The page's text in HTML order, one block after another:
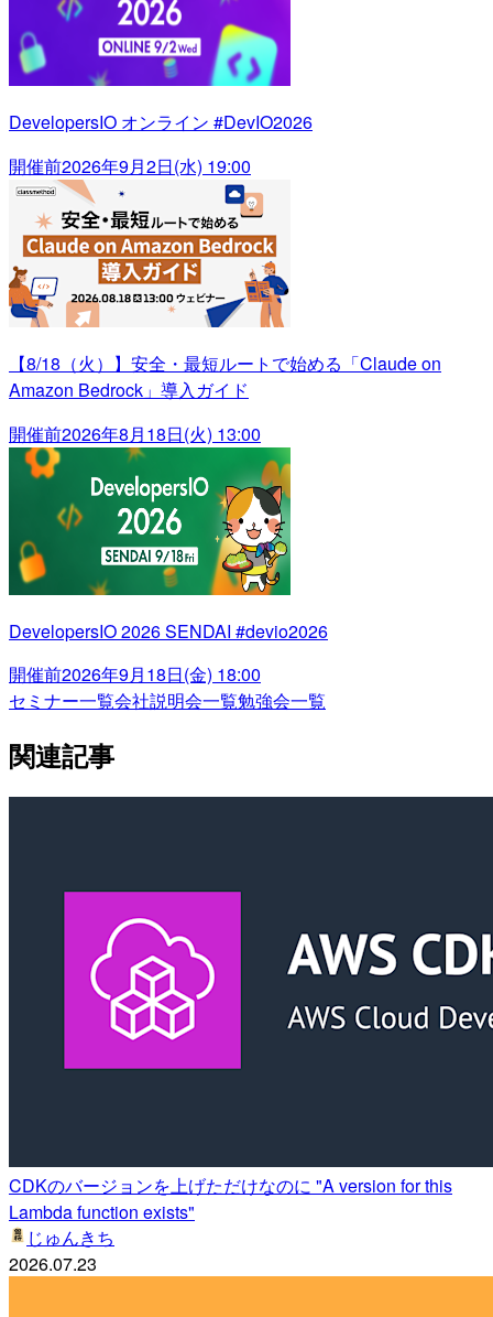
DevelopersIO オンライン #DevIO2026
開催前2026年9月2日(水) 19:00
【8/18（火）】安全・最短ルートで始める「Claude on
Amazon Bedrock」導入ガイド
開催前2026年8月18日(火) 13:00
DevelopersIO 2026 SENDAI #devio2026
開催前2026年9月18日(金) 18:00
セミナー一覧会社説明会一覧勉強会一覧
関連記事
CDKのバージョンを上げただけなのに "A version for this
Lambda function exists"
じゅんきち
2026.07.23